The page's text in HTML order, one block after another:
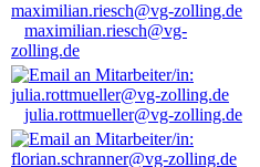
maximilian.riesch@vg-
zolling.de
julia.rottmueller@vg-zolling.de